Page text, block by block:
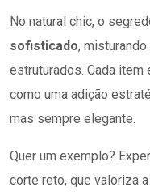
No natural chic, o
sofisticado,
estruturados. Cada
como uma adição
mas sempre elegante.
Quer um exemplo?
corte reto, que valoriza